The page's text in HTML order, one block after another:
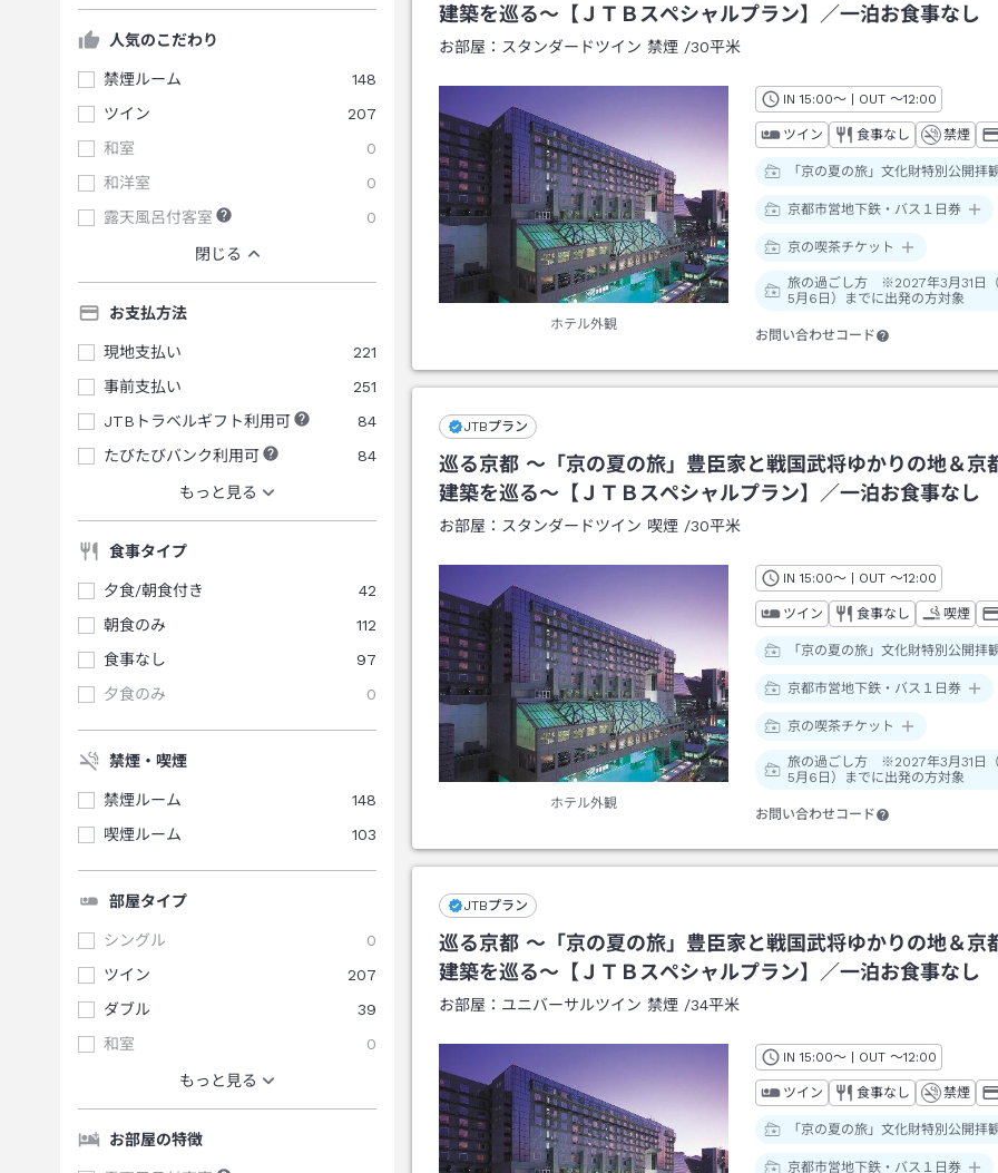
人気のこだわり
禁煙ルーム
148
ツイン
207
和室
0
和洋室
0
露天風呂付客室
0
閉じる
お支払方法
現地支払い
221
事前支払い
251
JTBトラベルギフト利用可
84
たびたびバンク利用可
84
もっと見る
食事タイプ
夕食/朝食付き
42
朝食のみ
112
食事なし
97
夕食のみ
0
禁煙・喫煙
禁煙ルーム
148
喫煙ルーム
103
部屋タイプ
シングル
0
ツイン
207
ダブル
39
和室
0
もっと見る
お部屋の特徴
建築を巡る～【ＪＴＢスペシャルプラン】／一泊お食事なし
お部屋： スタンダードツイン 禁煙/30平米
ホテル外観
IN チェックイン
15:00～ | OUT チェックアウト
～12:00
ツイン 食事なし 禁煙
「京の夏の旅」文化財特別公開拝
京都市営地下鉄・バス１日券
京の喫茶チケット
旅の過ごし方 ※2027年3月31日
5月6日）までに出発の方対象
お問い合わせコード
JTBプラン
巡る京都 ～「京の夏の旅」豊臣家と戦国武将ゆかりの地＆京
建築を巡る～【ＪＴＢスペシャルプラン】／一泊お食事なし
お部屋： スタンダードツイン 喫煙/30平米
ホテル外観
IN チェックイン
15:00～ | OUT チェックアウト
～12:00
ツイン 食事なし 喫煙
「京の夏の旅」文化財特別公開拝
京都市営地下鉄・バス１日券
京の喫茶チケット
旅の過ごし方 ※2027年3月31日
5月6日）までに出発の方対象
お問い合わせコード
JTBプラン
巡る京都 ～「京の夏の旅」豊臣家と戦国武将ゆかりの地＆京
建築を巡る～【ＪＴＢスペシャルプラン】／一泊お食事なし
お部屋： ユニバーサルツイン 禁煙/34平米
IN チェックイン
15:00～ | OUT チェックアウト
～12:00
ツイン 食事なし 禁煙
「京の夏の旅」文化財特別公開拝
京都市営地下鉄・バス１日券